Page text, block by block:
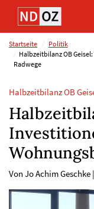
Direkt
Inhalt
(Eingabetaste)
Direkt
Hauptmenu
(Eingabetaste)
Direkt
Suche
(Eingabetaste)
Direkt
Footer
(Eingabetaste)
Startseite
Politik
Halbzeitbilanz OB
Radwege
Halbzeitbilanz OB
Von Jo Achim Geschke |